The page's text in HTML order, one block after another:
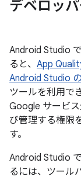
デベロッ
Android Studio
ると、 App
Android Studio
ツールを利用で
Google サービ
び管理する権限
す。
Android Studio
るには、ツール